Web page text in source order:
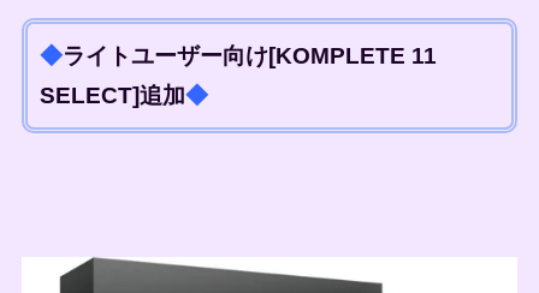
◆ライトユーザー向け[KOMPLETE 11
SELECT]追加◆